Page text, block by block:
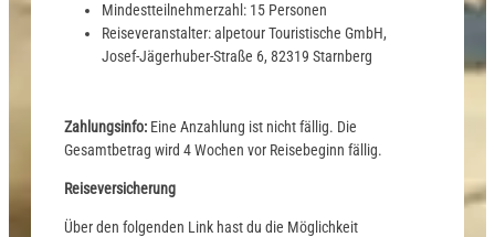
Mindestteilnehmerzahl: 15 Personen
Reiseveranstalter: alpetour Touristische GmbH,
Josef-Jägerhuber-Straße 6, 82319 Starnberg
Zahlungsinfo: Eine Anzahlung ist nicht fällig. Die
Gesamtbetrag wird 4 Wochen vor Reisebeginn fällig.
Reiseversicherung
Über den folgenden Link hast du die Möglichkeit